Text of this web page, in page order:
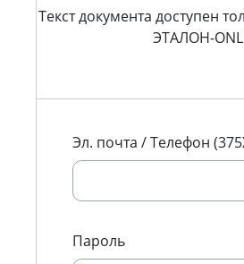
Текст документа доступен
ЭТАЛОН-
Эл. почта / Телефон
Пароль